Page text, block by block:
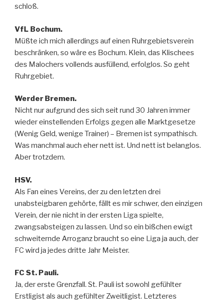
schloß.
VfL Bochum.
Müßte ich mich allerdings auf einen Ruhrgebietsverein
beschränken, so wäre es Bochum. Klein, das Klischees
des Malochers vollends ausfüllend, erfolglos. So geht
Ruhrgebiet.
Werder Bremen.
Nicht nur aufgrund des sich seit rund 30 Jahren immer
wieder einstellenden Erfolgs gegen alle Marktgesetze
(Wenig Geld, wenige Trainer) – Bremen ist sympathisch.
Was manchmal auch eher nett ist. Und nett ist belanglos.
Aber trotzdem.
HSV.
Als Fan eines Vereins, der zu den letzten drei
unabsteigbaren gehörte, fällt es mir schwer, den einzigen
Verein, der nie nicht in der ersten Liga spielte,
zwangsabsteigen zu lassen. Und so ein bißchen ewigt
schweiternde Arroganz braucht so eine Liga ja auch, der
FC wird ja jedes dritte Jahr Meister.
FC St. Pauli.
Ja, der erste Grenzfall. St. Pauli ist sowohl gefühlter
Erstligist als auch gefühlter Zweitligist. Letzteres